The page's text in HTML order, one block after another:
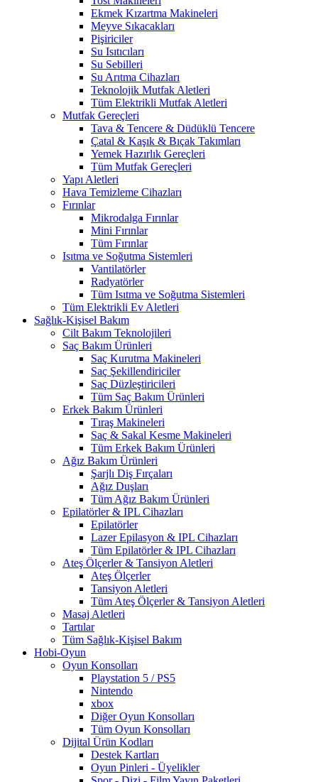
Ekmek Kızartma Makineleri
Meyve Sıkacakları
Pişiriciler
Su Isıtıcıları
Su Sebilleri
Su Arıtma Cihazları
Teknolojik Mutfak Aletleri
Tüm Elektrikli Mutfak Aletleri
Mutfak Gereçleri
Tava & Tencere & Düdüklü Tencere
Çatal & Kaşık & Bıçak Takımları
Yemek Hazırlık Gereçleri
Tüm Mutfak Gereçleri
Yapı Aletleri
Hava Temizleme Cihazları
Fırınlar
Mikrodalga Fırınlar
Mini Fırınlar
Tüm Fırınlar
Isıtma ve Soğutma Sistemleri
Vantilatörler
Radyatörler
Tüm Isıtma ve Soğutma Sistemleri
Tüm Elektrikli Ev Aletleri
Sağlık-Kişisel Bakım
Cilt Bakım Teknolojileri
Saç Bakım Ürünleri
Saç Kurutma Makineleri
Saç Şekillendiriciler
Saç Düzleştiricileri
Tüm Saç Bakım Ürünleri
Erkek Bakım Ürünleri
Tıraş Makineleri
Saç & Sakal Kesme Makineleri
Tüm Erkek Bakım Ürünleri
Ağız Bakım Ürünleri
Şarjlı Diş Fırçaları
Ağız Duşları
Tüm Ağız Bakım Ürünleri
Epilatörler & IPL Cihazları
Epilatörler
Lazer Epilasyon & IPL Cihazları
Tüm Epilatörler & IPL Cihazları
Ateş Ölçerler & Tansiyon Aletleri
Ateş Ölçerler
Tansiyon Aletleri
Tüm Ateş Ölçerler & Tansiyon Aletleri
Masaj Aletleri
Tartılar
Tüm Sağlık-Kişisel Bakım
Hobi-Oyun
Oyun Konsolları
Playstation 5 / PS5
Nintendo
xbox
Diğer Oyun Konsolları
Tüm Oyun Konsolları
Dijital Ürün Kodları
Destek Kartları
Oyun Pinleri - Üyelikler